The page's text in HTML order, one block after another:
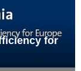
for